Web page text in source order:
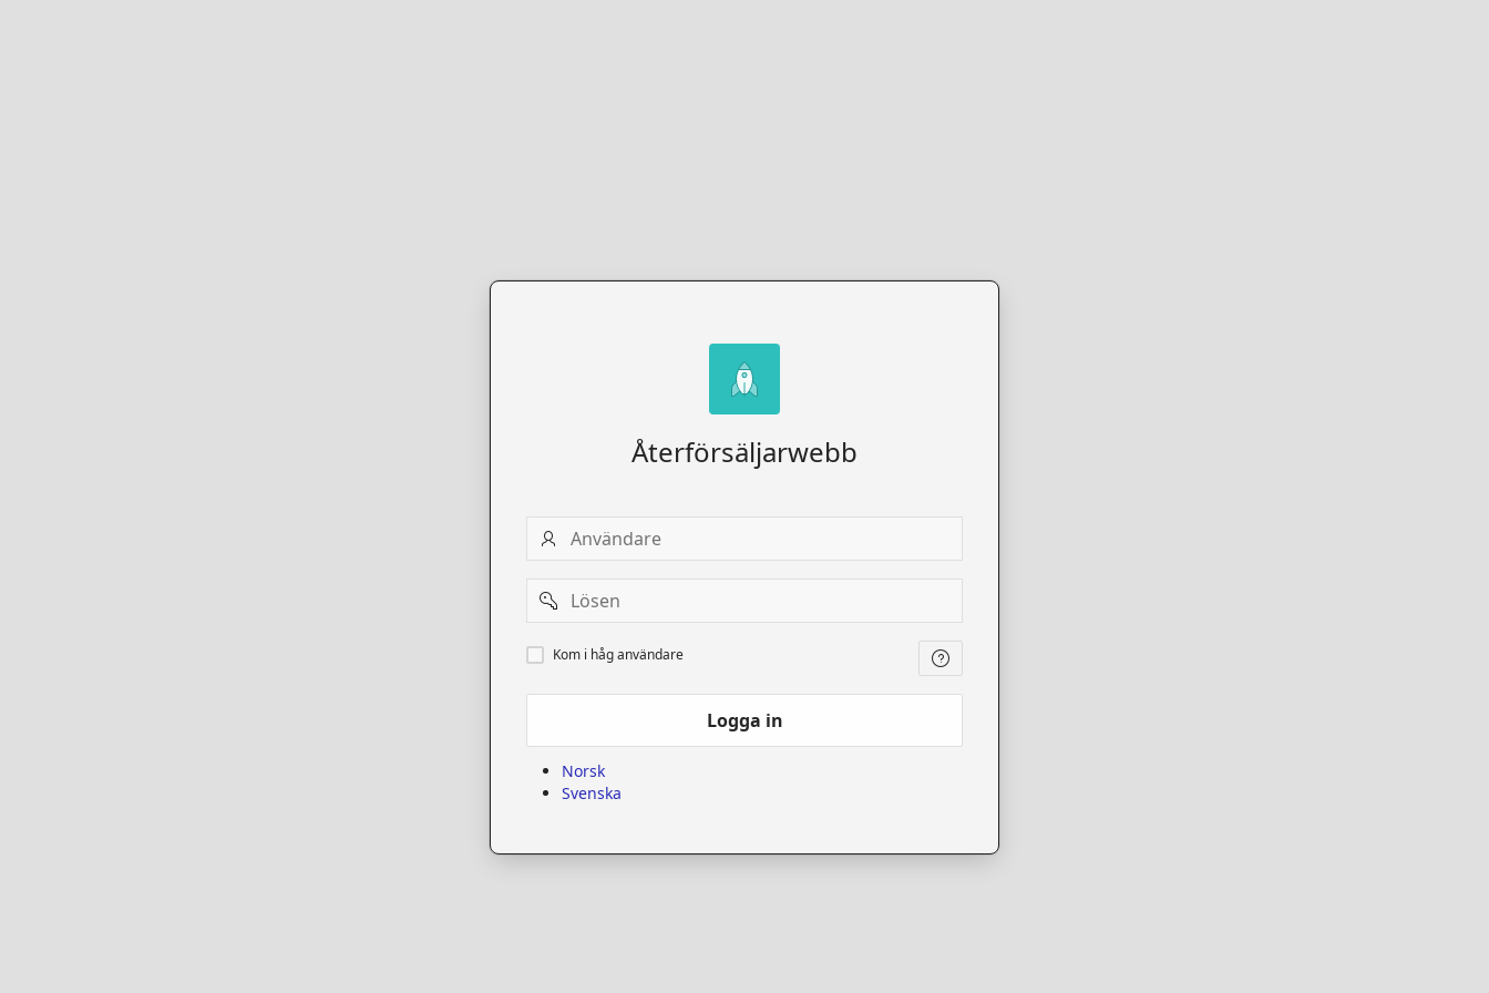
Återförsäljarwebb
Användare
Password
Kom
i
Kom i håg användare
Logga in
Norsk
Svenska